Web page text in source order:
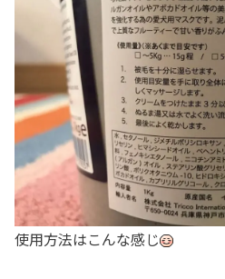
使用方法はこんな感じ